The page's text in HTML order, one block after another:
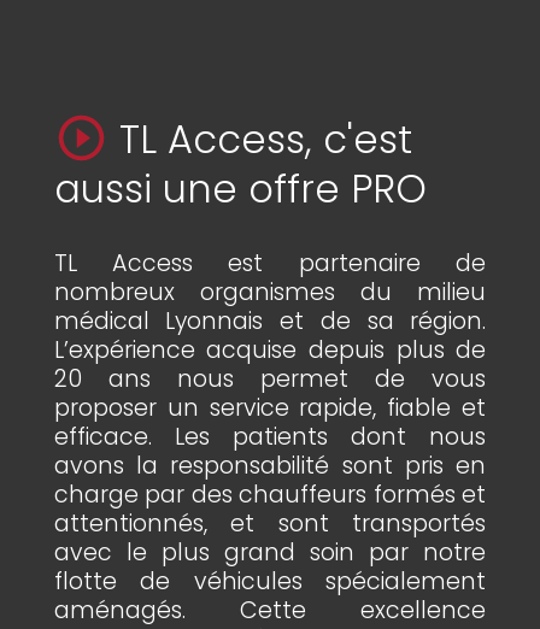
TL Access, c'est
aussi une offre PRO
TL Access est partenaire de
nombreux organismes du milieu
médical Lyonnais et de sa région.
L’expérience acquise depuis plus de
20 ans nous permet de vous
proposer un service rapide, fiable et
efficace. Les patients dont nous
avons la responsabilité sont pris en
charge par des chauffeurs formés et
attentionnés, et sont transportés
avec le plus grand soin par notre
flotte de véhicules spécialement
aménagés. Cette excellence